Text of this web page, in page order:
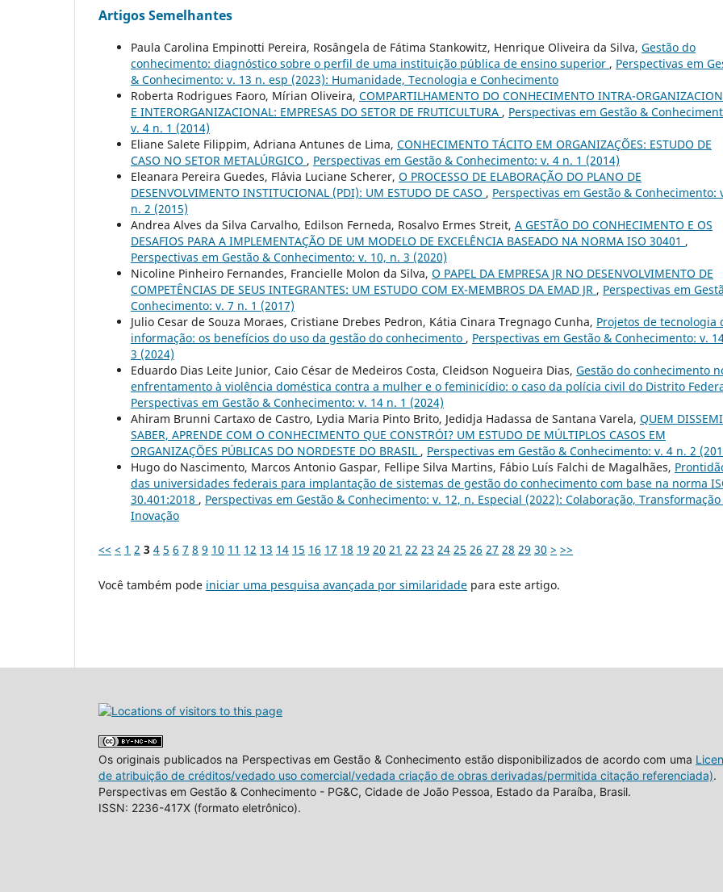
Artigos Semelhantes
Paula Carolina Empinotti Pereira, Rosângela de Fátima Stankowitz, Henrique Oliveira da Silva, Gestão do
conhecimento: diagnóstico sobre o perfil de uma instituição pública de ensino superior , Perspectivas em
& Conhecimento: v. 13 n. esp (2023): Humanidade, Tecnologia e Conhecimento
Roberta Rodrigues Faoro, Mírian Oliveira, COMPARTILHAMENTO DO CONHECIMENTO INTRA-
E INTERORGANIZACIONAL: EMPRESAS DO SETOR DE FRUTICULTURA , Perspectivas em Gestão &
v. 4 n. 1 (2014)
Eliane Salete Filippim, Adriana Antunes de Lima, CONHECIMENTO TÁCITO EM ORGANIZAÇÕES: ESTUDO DE
CASO NO SETOR METALÚRGICO , Perspectivas em Gestão & Conhecimento: v. 4 n. 1 (2014)
Eleanara Pereira Guedes, Flávia Luciane Scherer, O PROCESSO DE ELABORAÇÃO DO PLANO DE
DESENVOLVIMENTO INSTITUCIONAL (PDI): UM ESTUDO DE CASO , Perspectivas em Gestão & Conhecimento:
n. 2 (2015)
Andrea Alves da Silva Carvalho, Edilson Ferneda, Rosalvo Ermes Streit, A GESTÃO DO CONHECIMENTO E OS
DESAFIOS PARA A IMPLEMENTAÇÃO DE UM MODELO DE EXCELÊNCIA BASEADO NA NORMA ISO 30401 ,
Perspectivas em Gestão & Conhecimento: v. 10, n. 3 (2020)
Nicoline Pinheiro Fernandes, Francielle Molon da Silva, O PAPEL DA EMPRESA JR NO DESENVOLVIMENTO DE
COMPETÊNCIAS DE SEUS INTEGRANTES: UM ESTUDO COM EX-MEMBROS DA EMAD JR , Perspectivas em
Conhecimento: v. 7 n. 1 (2017)
Julio Cesar de Souza Moraes, Cristiane Drebes Pedron, Kátia Cinara Tregnago Cunha, Projetos de tecnologia
informação: os benefícios do uso da gestão do conhecimento , Perspectivas em Gestão & Conhecimento: v.
3 (2024)
Eduardo Dias Leite Junior, Caio César de Medeiros Costa, Cleidson Nogueira Dias, Gestão do conhecimento
enfrentamento à violência doméstica contra a mulher e o feminicídio: o caso da polícia civil do Distrito
Perspectivas em Gestão & Conhecimento: v. 14 n. 1 (2024)
Ahiram Brunni Cartaxo de Castro, Lydia Maria Pinto Brito, Jedidja Hadassa de Santana Varela, QUEM
SABER, APRENDE COM O CONHECIMENTO QUE CONSTRÓI? UM ESTUDO DE MÚLTIPLOS CASOS EM
ORGANIZAÇÕES PÚBLICAS DO NORDESTE DO BRASIL , Perspectivas em Gestão & Conhecimento: v. 4 n. 2
Hugo do Nascimento, Marcos Antonio Gaspar, Fellipe Silva Martins, Fábio Luís Falchi de Magalhães,
das universidades federais para implantação de sistemas de gestão do conhecimento com base na norma
30.401:2018 , Perspectivas em Gestão & Conhecimento: v. 12, n. Especial (2022): Colaboração, Transformação
Inovação
<< < 1 2 3 4 5 6 7 8 9 10 11 12 13 14 15 16 17 18 19 20 21 22 23 24 25 26 27 28 29 30 > >>
Você também pode iniciar uma pesquisa avançada por similaridade para este artigo.
Os originais publicados na Perspectivas em Gestão & Conhecimento estão disponibilizados de acordo com uma
de atribuição de créditos/vedado uso comercial/vedada criação de obras derivadas/permitida citação referenciada).
Perspectivas em Gestão & Conhecimento - PG&C, Cidade de João Pessoa, Estado da Paraíba, Brasil.
ISSN: 2236-417X (formato eletrônico).